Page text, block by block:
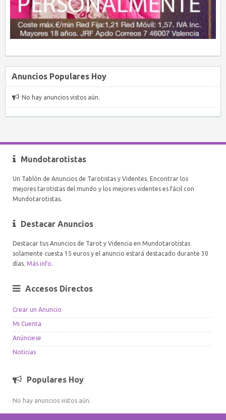
Anuncios Populares Hoy
No hay anuncios vistos aún.
Mundotarotistas
Un Tablón de Anuncios de Tarotistas y Videntes. Encontrar los
mejores tarotistas del mundo y los mejores videntes es fácil con
Mundotarotistas.
Destacar Anuncios
Destacar tus Anuncios de Tarot y Videncia en Mundotarotistas
solamente cuesta 15 euros y el anuncio estará destacado durante 30
días. Más info.
Accesos Directos
Crear un Anuncio
Mi Cuenta
Anúnciese
Noticias
Populares Hoy
No hay anuncios vistos aún.